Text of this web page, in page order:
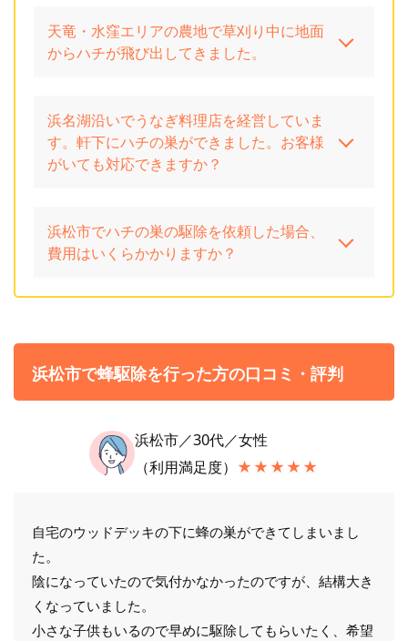
天竜・水窪エリアの農地で草刈り中に地面
からハチが飛び出してきました。
浜名湖沿いでうなぎ料理店を経営していま
す。軒下にハチの巣ができました。お客様
がいても対応できますか？
浜松市でハチの巣の駆除を依頼した場合、
費用はいくらかかりますか？
浜松市で蜂駆除を行った方の口コミ・評判
浜松市／30代／女性
（利用満足度） ★★★★★
自宅のウッドデッキの下に蜂の巣ができてしまいまし
た。
陰になっていたので気付かなかったのですが、結構大き
くなっていました。
小さな子供もいるので早めに駆除してもらいたく、希望